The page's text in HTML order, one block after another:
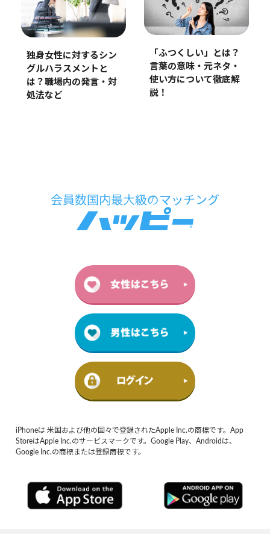
独身女性に対するシン
グルハラスメントと
は？職場内の発言・対
処法など
「ふつくしい」とは？
言葉の意味・元ネタ・
使い方について徹底解
説！
iPhoneは 米国および他の国々で登録されたApple Inc.の商標です。App
StoreはApple Inc.のサービスマークです。Google Play、Androidは、
Google Inc.の商標または登録商標です。